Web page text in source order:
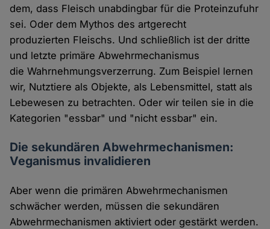
dem, dass Fleisch unabdingbar für die Proteinzufuhr
sei. Oder dem Mythos des artgerecht
produzierten Fleischs. Und schließlich ist der dritte
und letzte primäre Abwehrmechanismus
die Wahrnehmungsverzerrung. Zum Beispiel lernen
wir, Nutztiere als Objekte, als Lebensmittel, statt als
Lebewesen zu betrachten. Oder wir teilen sie in die
Kategorien "essbar" und "nicht essbar" ein.
Die sekundären Abwehrmechanismen:
Veganismus invalidieren
Aber wenn die primären Abwehrmechanismen
schwächer werden, müssen die sekundären
Abwehrmechanismen aktiviert oder gestärkt werden.